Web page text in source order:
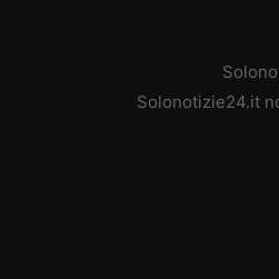
Solonotizie24.it